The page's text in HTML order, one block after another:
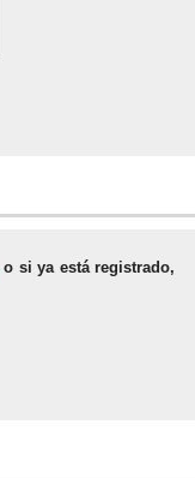
o si ya está registrado,